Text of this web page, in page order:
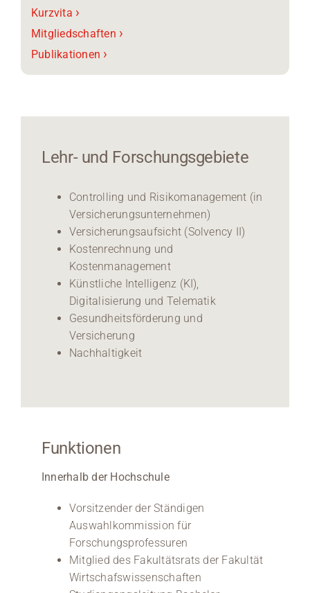
Kurzvita ›
Mitgliedschaften ›
Publikationen ›
Lehr- und Forschungsgebiete
Controlling und Risikomanagement (in
Versicherungsunternehmen)
Versicherungsaufsicht (Solvency II)
Kostenrechnung und
Kostenmanagement
Künstliche Intelligenz (KI),
Digitalisierung und Telematik
Gesundheitsförderung und
Versicherung
Nachhaltigkeit
Funktionen
Innerhalb der Hochschule
Vorsitzender der Ständigen
Auswahlkommission für
Forschungsprofessuren
Mitglied des Fakultätsrats der Fakultät
Wirtschafswissenschaften